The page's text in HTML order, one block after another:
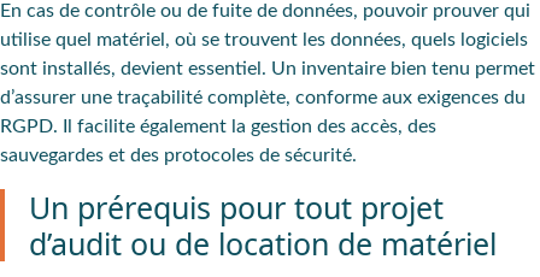
En cas de contrôle ou de fuite de données, pouvoir prouver qui
utilise quel matériel , où se trouvent les données, quels logiciels
sont installés, devient essentiel. Un inventaire bien tenu permet
d’assurer une traçabilité complète, conforme aux exigences du
RGPD. Il facilite également la gestion des accès, des
sauvegardes et des protocoles de sécurité.
Un prérequis pour tout projet
d’audit ou de location de matériel